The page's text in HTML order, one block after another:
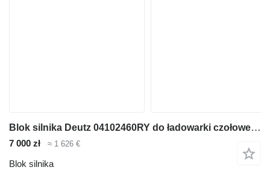
Blok silnika Deutz 04102460RY do ładowarki czołowej teleskopowej
7 000 zł ≈ 1 626 €
Blok silnika